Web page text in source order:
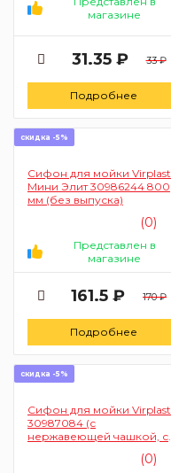
магазине
31.35 ₽ 33 ₽
Подробнее
скидка -5%
Сифон для мойки Virplast
Мини Элит 30986244 800
мм (без выпуска)
(0)
Представлен в
магазине
161.5 ₽ 170 ₽
Подробнее
скидка -5%
Сифон для мойки Virplast
30987084 (с
нержавеющей чашкой, с
(0)